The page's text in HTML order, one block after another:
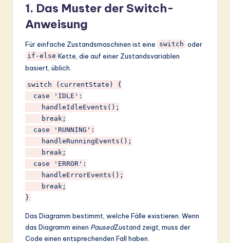
1. Das Muster der Switch-
Anweisung
Für einfache Zustandsmaschinen ist eine switch oder
if-else Kette, die auf einer Zustandsvariablen
basiert, üblich.
switch (currentState) {
  case 'IDLE':
    handleIdleEvents();
    break;
  case 'RUNNING':
    handleRunningEvents();
    break;
  case 'ERROR':
    handleErrorEvents();
    break;
Das Diagramm bestimmt, welche Fälle existieren. Wenn
das Diagramm einen PausedZustand zeigt, muss der
Code einen entsprechenden Fall haben.